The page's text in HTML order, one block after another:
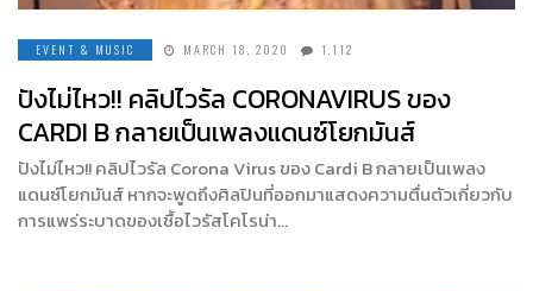
EVENT & MUSIC MARCH 18, 2020 1,112
ปังไม่ไหว!! คลิปไวรัล CORONAVIRUS ของ
CARDI B กลายเป็นเพลงแดนซ์โยกมันส์
ปังไม่ไหว!! คลิปไวรัล Corona Virus ของ Cardi B กลายเป็นเพลง
แดนซ์โยกมันส์ หากจะพูดถึงศิลปินที่ออกมาแสดงความตื่นตัวเกี่ยวกับ
การแพร่ระบาดของเชื้อไวรัสโคโรน่า…